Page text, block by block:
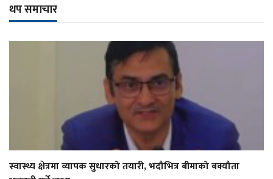
थप समाचार
स्वास्थ्य क्षेत्रमा व्यापक सुधारको तयारी, भदौभित्र बीमाको बक्यौता